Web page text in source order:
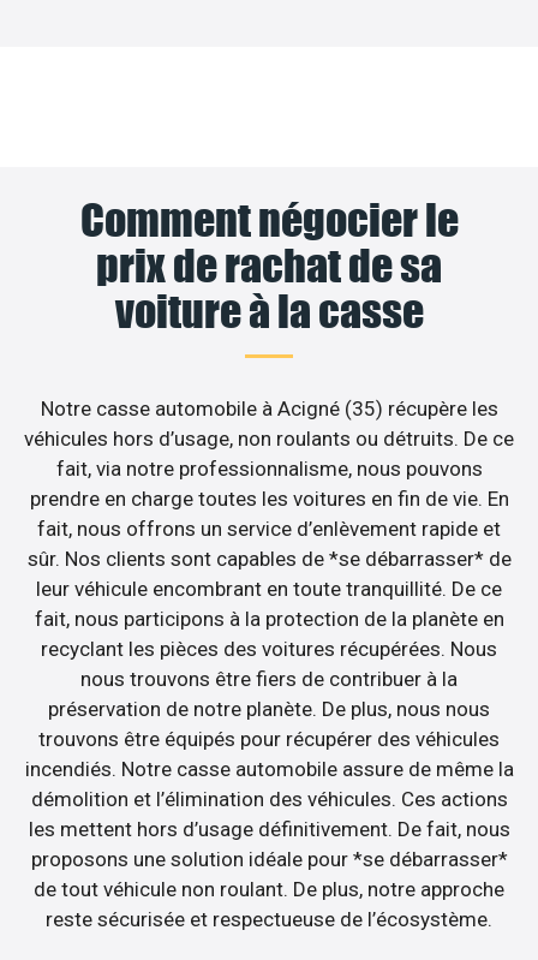
Comment négocier le
prix de rachat de sa
voiture à la casse
Notre casse automobile à Acigné (35) récupère les
véhicules hors d’usage, non roulants ou détruits. De ce
fait, via notre professionnalisme, nous pouvons
prendre en charge toutes les voitures en fin de vie. En
fait, nous offrons un service d’enlèvement rapide et
sûr. Nos clients sont capables de *se débarrasser* de
leur véhicule encombrant en toute tranquillité. De ce
fait, nous participons à la protection de la planète en
recyclant les pièces des voitures récupérées. Nous
nous trouvons être fiers de contribuer à la
préservation de notre planète. De plus, nous nous
trouvons être équipés pour récupérer des véhicules
incendiés. Notre casse automobile assure de même la
démolition et l’élimination des véhicules. Ces actions
les mettent hors d’usage définitivement. De fait, nous
proposons une solution idéale pour *se débarrasser*
de tout véhicule non roulant. De plus, notre approche
reste sécurisée et respectueuse de l’écosystème.